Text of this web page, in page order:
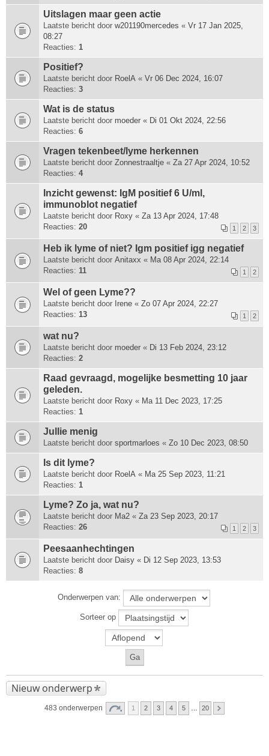
Uitslagen maar geen actie
Laatste bericht door w201190mercedes « Vr 17 Jan 2025,
08:27
Reacties: 1
Positief?
Laatste bericht door RoelA « Vr 06 Dec 2024, 16:07
Reacties: 3
Wat is de status
Laatste bericht door moeder « Di 01 Okt 2024, 22:56
Reacties: 6
Vragen tekenbeet/lyme herkennen
Laatste bericht door Zonnestraaltje « Za 27 Apr 2024, 10:52
Reacties: 4
Inzicht gewenst: IgM positief 6 U/ml,
immunoblot negatief
Laatste bericht door Roxy « Za 13 Apr 2024, 17:48
Reacties: 20 1 2 3
Heb ik lyme of niet? Igm positief igg negatief
Laatste bericht door Anitaxx « Ma 08 Apr 2024, 22:14
Reacties: 11 1 2
Wel of geen Lyme??
Laatste bericht door Irene « Zo 07 Apr 2024, 22:27
Reacties: 13 1 2
wat nu?
Laatste bericht door moeder « Di 13 Feb 2024, 23:12
Reacties: 2
Raad gevraagd, mogelijke besmetting 10 jaar
geleden.
Laatste bericht door Roxy « Ma 11 Dec 2023, 17:25
Reacties: 1
Jullie menig
Laatste bericht door sportmarloes « Zo 10 Dec 2023, 08:50
Is dit lyme?
Laatste bericht door RoelA « Ma 25 Sep 2023, 11:21
Reacties: 1
Lyme? Zo ja, wat nu?
Laatste bericht door Ma2 « Za 23 Sep 2023, 20:17
Reacties: 26 1 2 3
Peesaanhechtingen
Laatste bericht door Daisy « Di 12 Sep 2023, 13:53
Reacties: 8
Onderwerpen van:
Sorteer op
Nieuw onderwerp
483 onderwerpen 1 2 3 4 5 20